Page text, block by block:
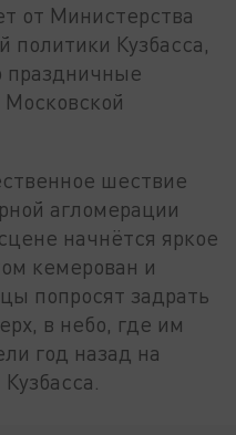
от Министерства
политики Кузбасса,
праздничные
шествие
агломерации
начнётся яркое
кемерован и
попросят задрать
в небо, где им
год назад на